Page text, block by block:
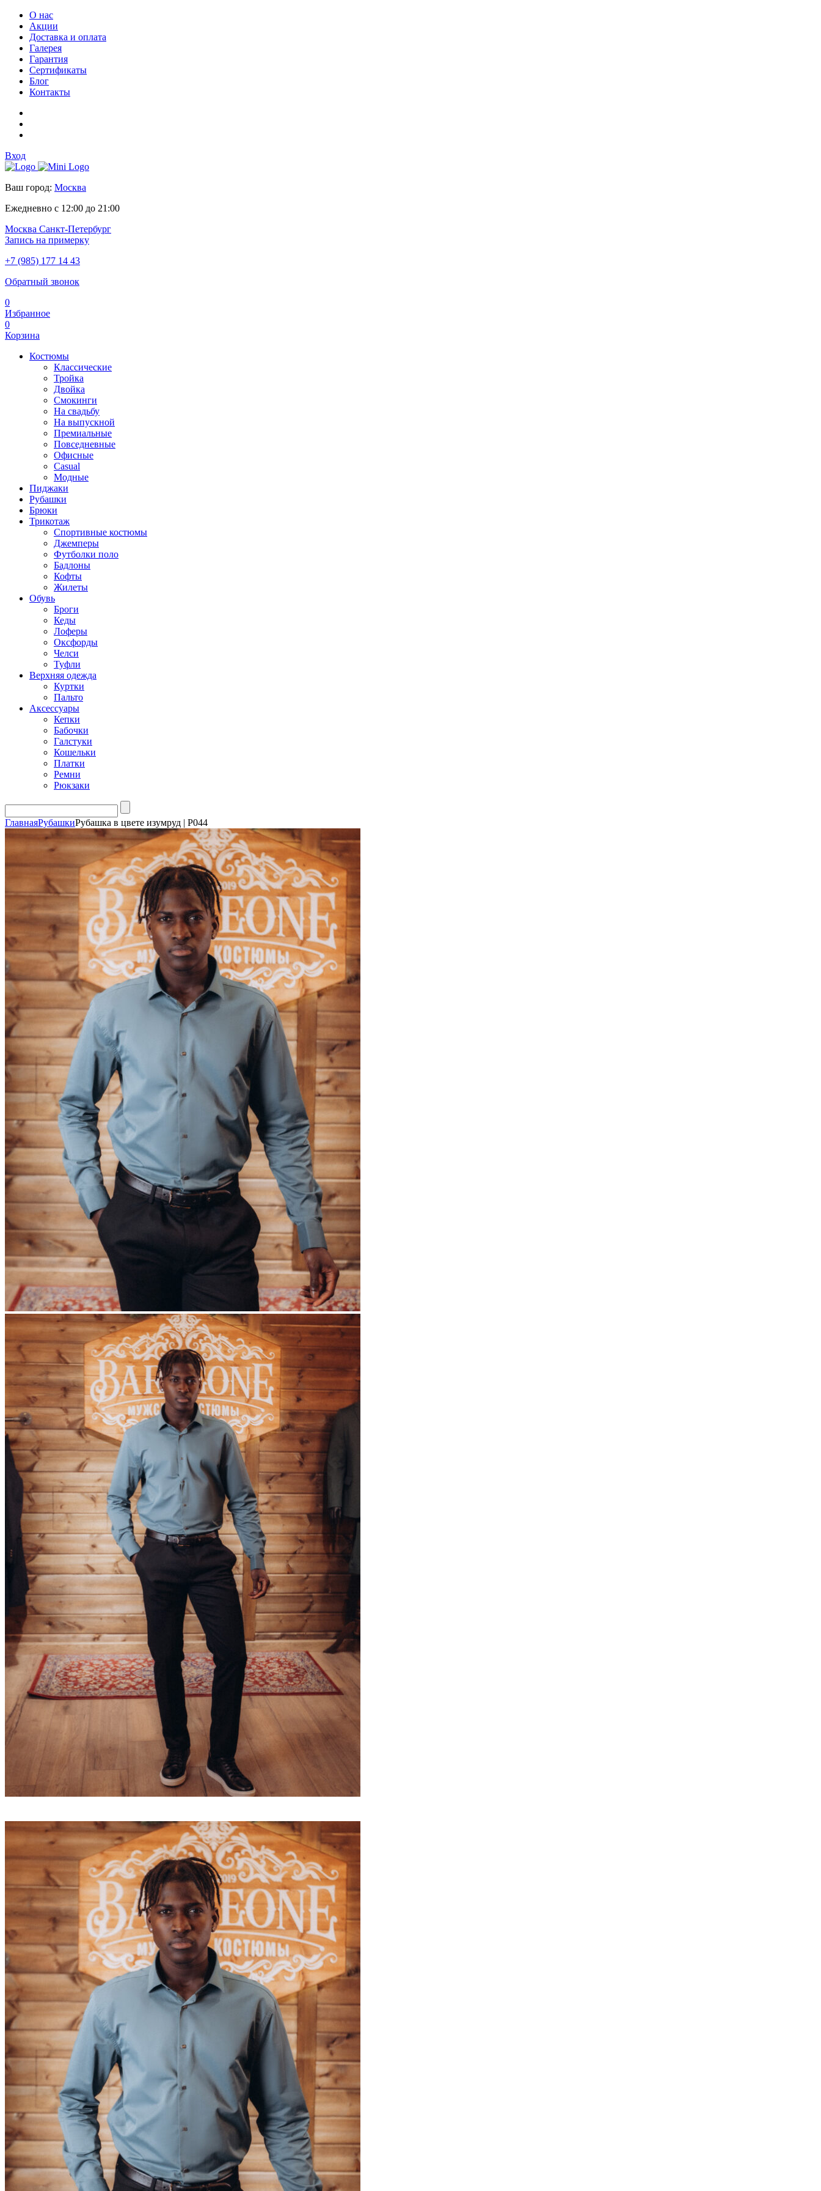
О нас
Акции
Доставка и оплата
Галерея
Гарантия
Сертификаты
Блог
Контакты
Вход
Ваш город: Москва
Ежедневно с 12:00 до 21:00
Москва Санкт-Петербург
Запись на примерку
+7 (985) 177 14 43
Обратный звонок
0
Избранное
0
Корзина
Костюмы
Классические
Тройка
Двойка
Смокинги
На свадьбу
На выпускной
Премиальные
Повседневные
Офисные
Casual
Модные
Пиджаки
Рубашки
Брюки
Трикотаж
Спортивные костюмы
Джемперы
Футболки поло
Бадлоны
Кофты
Жилеты
Обувь
Броги
Кеды
Лоферы
Оксфорды
Челси
Туфли
Верхняя одежда
Куртки
Пальто
Аксессуары
Кепки
Бабочки
Галстуки
Кошельки
Платки
Ремни
Рюкзаки
ГлавнаяРубашкиРубашка в цвете изумруд | Р044